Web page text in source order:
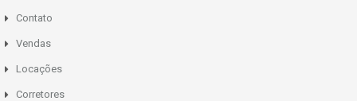
Contato
Vendas
Locações
Corretores